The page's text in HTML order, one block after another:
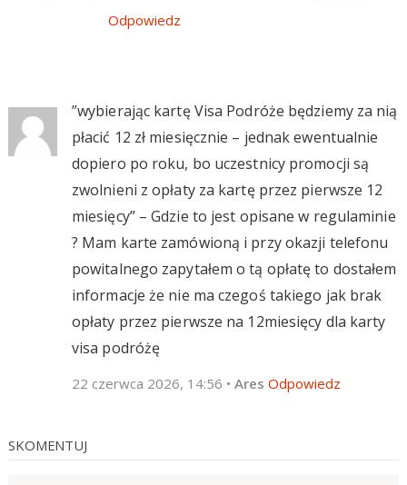
Odpowiedz
”wybierając kartę Visa Podróże będziemy za nią
płacić 12 zł miesięcznie – jednak ewentualnie
dopiero po roku, bo uczestnicy promocji są
zwolnieni z opłaty za kartę przez pierwsze 12
miesięcy” – Gdzie to jest opisane w regulaminie
? Mam karte zamówioną i przy okazji telefonu
powitalnego zapytałem o tą opłatę to dostałem
informacje że nie ma czegoś takiego jak brak
opłaty przez pierwsze na 12miesięcy dla karty
visa podróżę
22 czerwca 2026, 14:56 • Ares Odpowiedz
SKOMENTUJ